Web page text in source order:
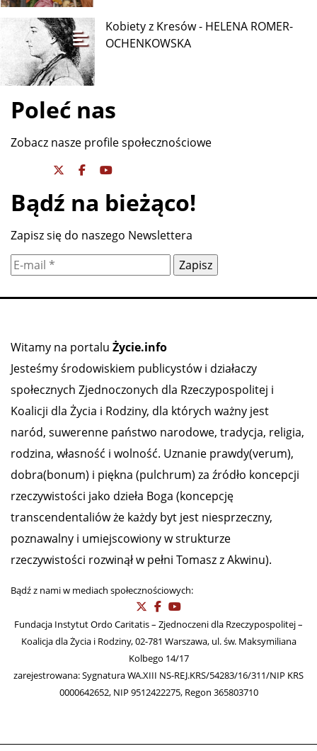
Kobiety z Kresów - HELENA ROMER-
OCHENKOWSKA
Poleć nas
Zobacz nasze profile społecznościowe
Bądź na bieżąco!
Zapisz się do naszego Newslettera
Witamy na portalu Życie.info
Jesteśmy środowiskiem publicystów i działaczy
społecznych Zjednoczonych dla Rzeczypospolitej i
Koalicji dla Życia i Rodziny, dla których ważny jest
naród, suwerenne państwo narodowe, tradycja, religia,
rodzina, własność i wolność. Uznanie prawdy(verum),
dobra(bonum) i piękna (pulchrum) za źródło koncepcji
rzeczywistości jako dzieła Boga (koncepcję
transcendentaliów że każdy byt jest niesprzeczny,
poznawalny i umiejscowiony w strukturze
rzeczywistości rozwinął w pełni Tomasz z Akwinu).
Bądź z nami w mediach społecznościowych:
Fundacja Instytut Ordo Caritatis – Zjednoczeni dla Rzeczypospolitej –
Koalicja dla Życia i Rodziny, 02-781 Warszawa, ul. św. Maksymiliana
Kolbego 14/17
zarejestrowana: Sygnatura WA.XIII NS-REJ.KRS/54283/16/311/NIP KRS
0000642652, NIP 9512422275, Regon 365803710